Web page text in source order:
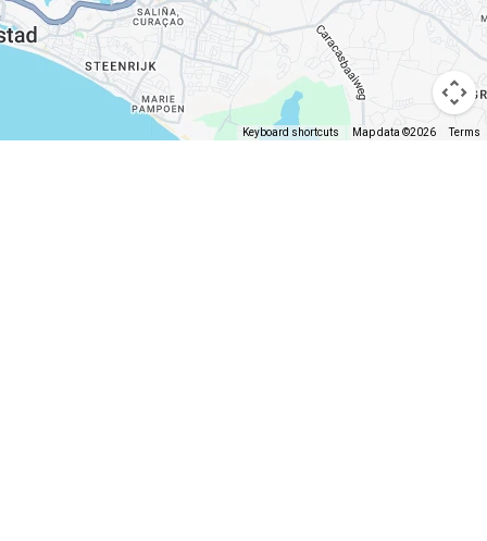
Keyboard shortcuts Map data ©2026 Terms